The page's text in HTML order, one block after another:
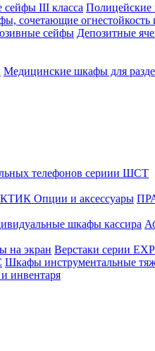
сейфы III класса
сочетающие огнестойкость
сейфы Депозитные
Медицинские шкафы для
телефонов сериии ШСТ
Опции и аксессуары
шкафы кассира
на экран Верстаки серии
Шкафы инструментальные
инвентаря